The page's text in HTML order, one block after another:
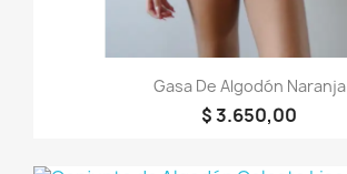
Gasa De Algodón Naranja
$ 3.650,00